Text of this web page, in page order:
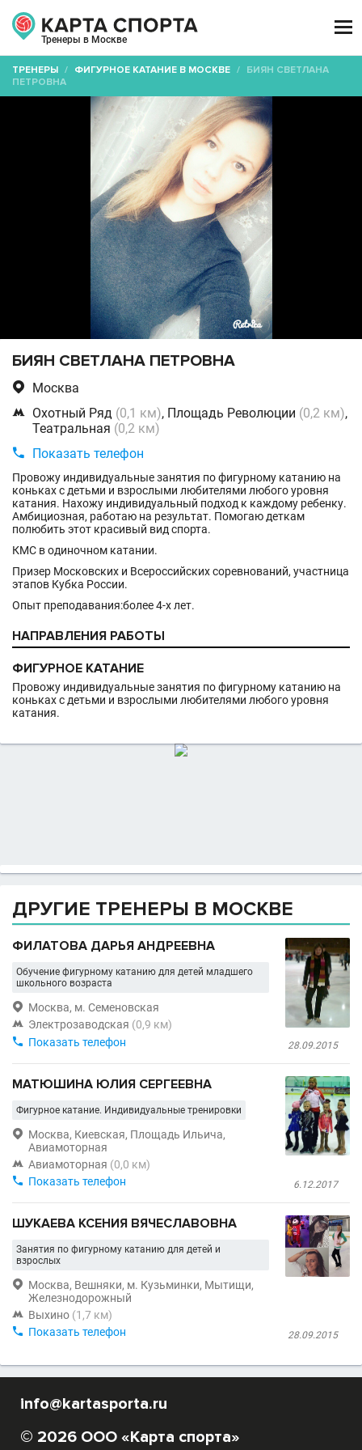
Тренеры в Москве

ТРЕНЕРЫ / ФИГУРНОЕ КАТАНИЕ В МОСКВЕ / БИЯН СВЕТЛАНА
ПЕТРОВНА
БИЯН СВЕТЛАНА ПЕТРОВНА
 Москва
 Охотный Ряд (0,1 км), Площадь Революции (0,2 км),
Театральная (0,2 км)
 Показать телефон
Провожу индивидуальные занятия по фигурному катанию на
коньках с детьми и взрослыми любителями любого уровня
катания. Нахожу индивидуальный подход к каждому ребенку.
Амбициозная, работаю на результат. Помогаю деткам
полюбить этот красивый вид спорта.
КМС в одиночном катании.
Призер Московских и Всероссийских соревнований, участница
этапов Кубка России.
Опыт преподавания:более 4-х лет.
НАПРАВЛЕНИЯ РАБОТЫ
ФИГУРНОЕ КАТАНИЕ
Провожу индивидуальные занятия по фигурному катанию на
коньках с детьми и взрослыми любителями любого уровня
катания.
ДРУГИЕ ТРЕНЕРЫ В МОСКВЕ
ФИЛАТОВА ДАРЬЯ АНДРЕЕВНА
Обучение фигурному катанию для детей младшего
школьного возраста
 Москва, м. Семеновская
 Электрозаводская (0,9 км)
28.09.2015
 Показать телефон
МАТЮШИНА ЮЛИЯ СЕРГЕЕВНА
Фигурное катание. Индивидуальные тренировки
 Москва, Киевская, Площадь Ильича,
Авиамоторная
 Авиамоторная (0,0 км)
6.12.2017
 Показать телефон
ШУКАЕВА КСЕНИЯ ВЯЧЕСЛАВОВНА
Занятия по фигурному катанию для детей и
взрослых
 Москва, Вешняки, м. Кузьминки, Мытищи,
Железнодорожный
 Выхино (1,7 км)
28.09.2015
 Показать телефон
info@kartasporta.ru
© 2026 ООО «Карта спорта»